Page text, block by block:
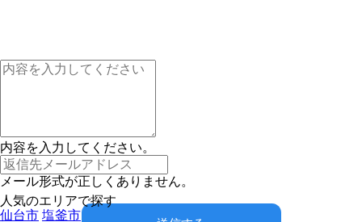
内容を入力してください。
メール形式が正しくありません。
人気のエリアで探す
仙台市 塩釜市